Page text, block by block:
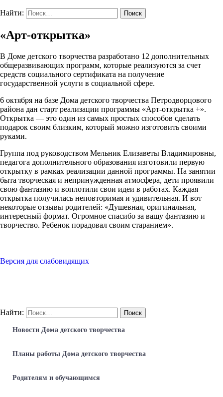
Найти:
«Арт-открытка»
В Доме детского творчества разработано 12 дополнительных
общеразвивающих программ, которые реализуются за счет
средств социального сертификата на получение
государственной услуги в социальной сфере.
6 октября на базе Дома детского творчества Петродворцового
района дан старт реализации программы «Арт-открытка +».
Открытка — это один из самых простых способов сделать
подарок своим близким, который можно изготовить своими
руками.
Группа под руководством Мельник Елизаветы Владимировны,
педагога дополнительного образования изготовили первую
открытку в рамках реализации данной программы. На занятии
быта творческая и непринужденная атмосфера, дети проявили
свою фантазию и воплотили свои идеи в работах. Каждая
открытка получилась неповторимая и удивительная. И вот
некоторые отзывы родителей: «Душевная, оригинальная,
интересный формат. Огромное спасибо за вашу фантазию и
творчество. Ребенок порадовал своим старанием».
Версия для слабовидящих
Найти:
Новости Дома детского творчества
Планы работы Дома детского творчества
Родителям и обучающимся